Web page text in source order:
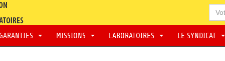
MISSIONS LABORATOIRES LE SYNDICAT